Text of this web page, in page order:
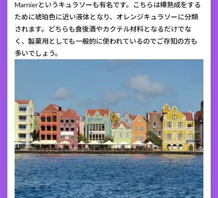
Marnierというキュラソーも有名です。こちらは樽熟成をする
ために琥珀色に近い液体となり、オレンジキュラソーに分類
されます。どちらも食後酒やカクテル材料となるだけでな
く、製菓用としても一般的に使われているのでご存知の方も
多いでしょう。